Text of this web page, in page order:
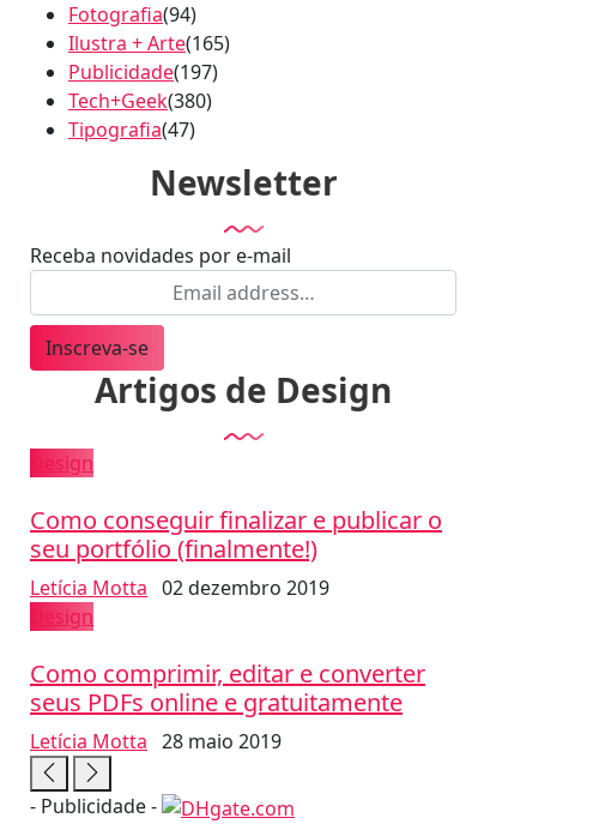
Fotografia(94)
Ilustra + Arte(165)
Publicidade(197)
Tech+Geek(380)
Tipografia(47)
Newsletter
Receba novidades por e-mail
Inscreva-se
Artigos de Design
Design
Como conseguir finalizar e publicar o
seu portfólio (finalmente!)
Letícia Motta 02 dezembro 2019
Design
Como comprimir, editar e converter
seus PDFs online e gratuitamente
Letícia Motta 28 maio 2019
- Publicidade -